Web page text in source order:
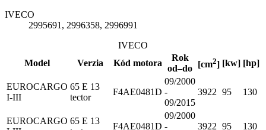
IVECO
2995691, 2996358, 2996991
IVECO
Model
Verzia Kód motora
Rok
od–do [cm2] [kw] [hp]
EUROCARGO
I-III
65 E 13
tector
F4AE0481D
09/2000
-
09/2015
3922 95 130
EUROCARGO 65 E 13
F4AE0481D
09/2000
-
3922 95 130